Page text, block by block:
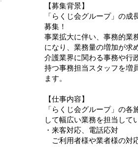
【募集背景】
「らくじ会グループ」の
募集！
事業拡大に伴い、事務的業
になり、業務量の増加が求
介護業界に関わる事務や行
持つ事務担当スタッフを増
ます。
【仕事内容】
「らくじ会グループ」の各
して幅広い業務を担当して
・来客対応、電話応対
ご利用者様や業者様の対